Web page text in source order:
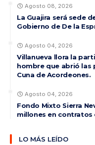
Agosto 08, 2026
La Guajira será sede
Gobierno de De la
Agosto 04, 2026
Villanueva llora la
hombre que abrió las
Cuna de Acordeones.
Agosto 04, 2026
Fondo Mixto Sierra
millones en contratos
LO MÁS LEÍDO